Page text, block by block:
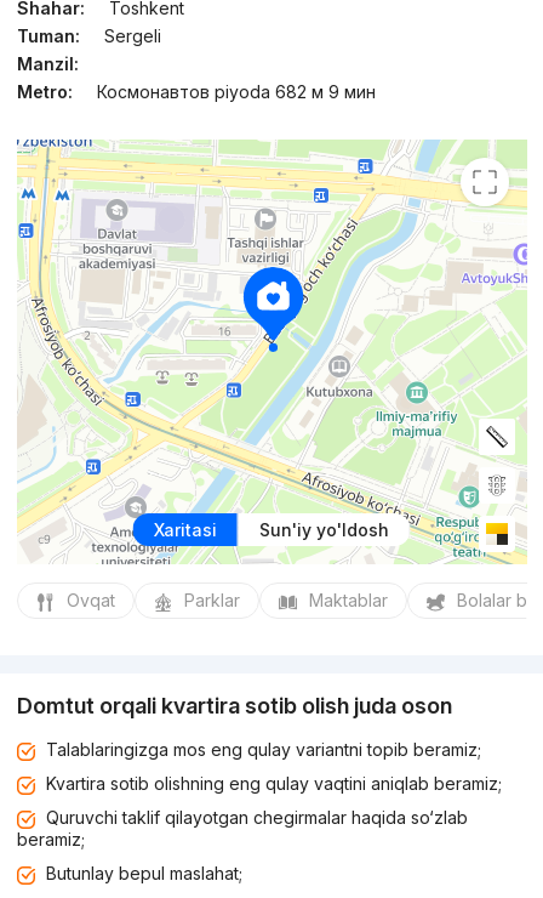
Shahar:
Toshkent
Tuman:
Sergeli
Manzil:
Metro:
Космонавтов piyoda 682 м 9 мин
Xaritasi Sun'iy yo'ldosh
Ovqat Parklar Maktablar Bolalar
Domtut orqali kvartira sotib olish juda oson
Talablaringizga mos eng qulay variantni topib beramiz;
Kvartira sotib olishning eng qulay vaqtini aniqlab beramiz;
Quruvchi taklif qilayotgan chegirmalar haqida so‘zlab
beramiz;
Butunlay bepul maslahat;